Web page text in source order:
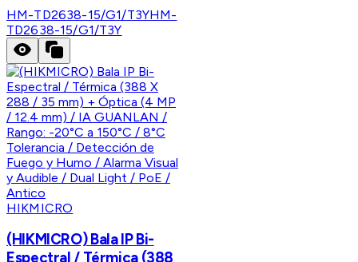
HM-TD2638-15/G1/T3YHM-
TD2638-15/G1/T3Y
HIKMICRO
(HIKMICRO) Bala IP Bi-
Espectral / Térmica (388